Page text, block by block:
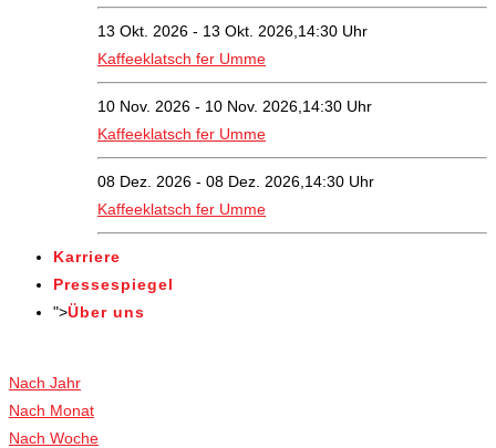
13 Okt. 2026 - 13 Okt. 2026,14:30 Uhr
Kaffeeklatsch fer Umme
10 Nov. 2026 - 10 Nov. 2026,14:30 Uhr
Kaffeeklatsch fer Umme
08 Dez. 2026 - 08 Dez. 2026,14:30 Uhr
Kaffeeklatsch fer Umme
Karriere
Pressespiegel
">Über uns
Nach Jahr
Nach Monat
Nach Woche